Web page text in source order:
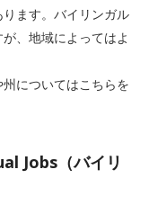
ます。バイリンガル
、地域によってはよ
についてはこちらを
Jobs（バイリ